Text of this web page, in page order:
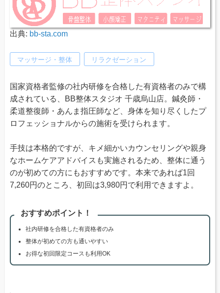
出典: bb-sta.com
マッサージ・整体 リラクゼーション
国家資格者監修の社内研修を合格した有資格者のみで構
成されている、BB整体スタジオ 千歳烏山店。鍼灸師・
柔道整復師・あんま指圧師など、身体を知り尽くしたプ
ロフェッショナルからの施術を受けられます。
手技は本格的ですが、キメ細かいカウンセリングや親身
なホームケアアドバイスも実施されるため、整体に通う
のが初めての方にもおすすめです。本来であれば1回
7,260円のところ、初回は3,980円で利用できますよ。
おすすめポイント！
社内研修を合格した有資格者のみ
整体が初めての方も通いやすい
お得な初回限定コースも利用OK